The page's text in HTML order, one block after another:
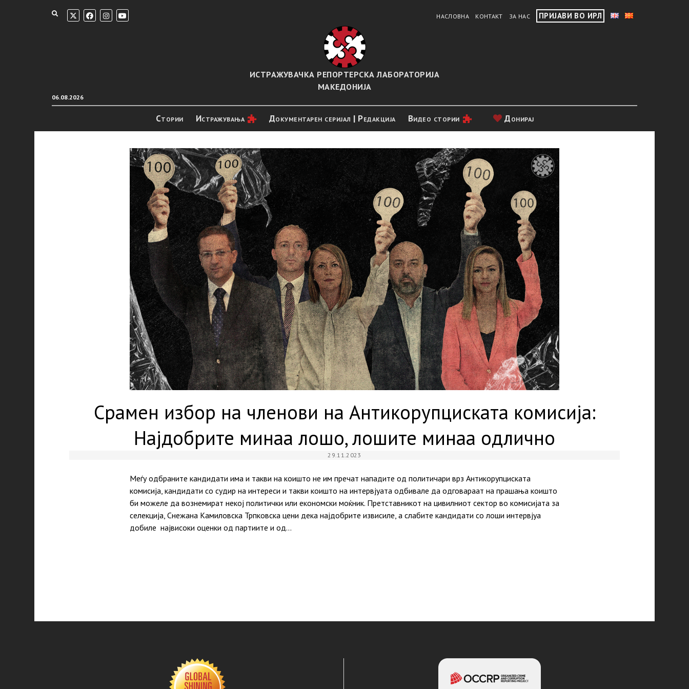
НАСЛОВНА КОНТАКТ ЗА НАС ПРИЈАВИ ВО ИРЛ
06.08.2026
ИСТРАЖУВАЧКА РЕПОРТЕРСКА ЛАБОРАТОРИЈА
МАКЕДОНИЈА
Стории Истражувањa Документарен серијал | Редакција Видео стории Донирај
Срамен избор на членови на Антикорупциската комисија:
Најдобрите минаа лошо, лошите минаа одлично
29.11.2023
Меѓу одбраните кандидати има и такви на коишто не им пречат нападите од политичари врз Антикорупциската
комисија, кандидати со судир на интереси и такви коишто на интервјуата одбивале да одговараат на прашања коишто
би можеле да вознемират некој политички или економски моќник. Претставникот на цивилниот сектор во комисијата за
селекција, Снежана Камиловска Трпковска цени дека најдобрите извисиле, а слабите кандидати со лоши интервјуа
добиле највисоки оценки од партиите и од…